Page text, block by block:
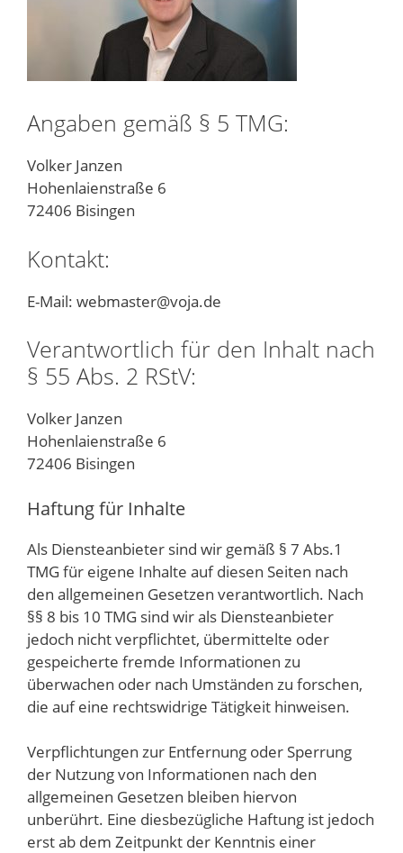
Angaben gemäß § 5 TMG:
Volker Janzen
Hohenlaienstraße 6
72406 Bisingen
Kontakt:
E-Mail: webmaster@voja.de
Verantwortlich für den Inhalt nach
§ 55 Abs. 2 RStV:
Volker Janzen
Hohenlaienstraße 6
72406 Bisingen
Haftung für Inhalte
Als Diensteanbieter sind wir gemäß § 7 Abs.1
TMG für eigene Inhalte auf diesen Seiten nach
den allgemeinen Gesetzen verantwortlich. Nach
§§ 8 bis 10 TMG sind wir als Diensteanbieter
jedoch nicht verpflichtet, übermittelte oder
gespeicherte fremde Informationen zu
überwachen oder nach Umständen zu forschen,
die auf eine rechtswidrige Tätigkeit hinweisen.
Verpflichtungen zur Entfernung oder Sperrung
der Nutzung von Informationen nach den
allgemeinen Gesetzen bleiben hiervon
unberührt. Eine diesbezügliche Haftung ist jedoch
erst ab dem Zeitpunkt der Kenntnis einer